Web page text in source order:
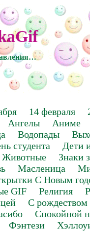
14 февраля
Ангелы
Аниме
Водопады
студента
Дети
Животные
Знаки
Масленица
С Новым
GIF Религия
С рождеством
Спокойной
Фэнтези